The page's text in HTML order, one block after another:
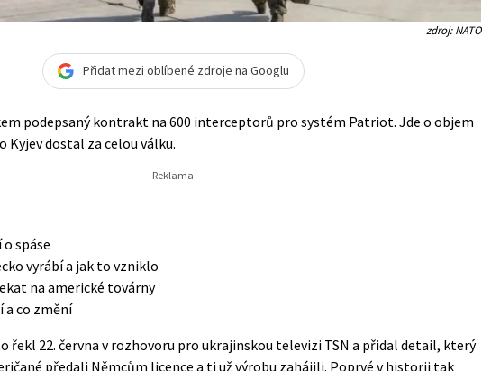
zdroj: NATO
Přidat mezi oblíbené zdroje na Googlu
podepsaný kontrakt na 600 interceptorů pro systém Patriot. Jde o objem
Kyjev dostal za celou válku.
spáse
vyrábí a jak to vzniklo
na americké továrny
a co změní
řekl 22. června v rozhovoru pro ukrajinskou televizi TSN a přidal detail, který
předali Němcům licence a ti už výrobu zahájili. Poprvé v historii tak